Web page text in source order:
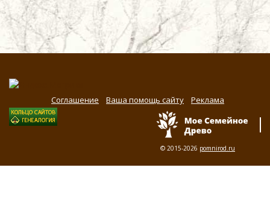
Соглашение Ваша помощь сайту Реклама
© 2015-2026 pomnirod.ru